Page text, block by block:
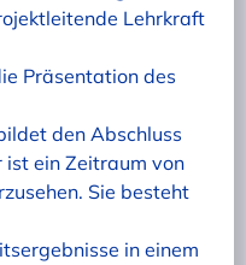
Lehrkraft
Präsentation des
den Abschluss
ein Zeitraum von
Sie besteht
in einem